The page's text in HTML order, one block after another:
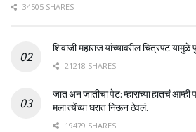
34505 SHARES
शिवाजी महाराज यांच्यावरील चित्रपट
21218 SHARES
जात अन जातीचा पेट: म्हाराच्या हातचं आम्ही
मला त्येंच्या घरात निऊन ठेवलं.
19479 SHARES